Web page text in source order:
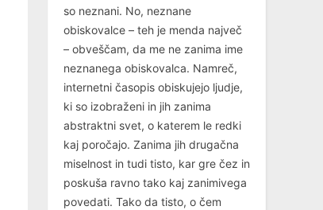
so neznani. No, neznane
obiskovalce – teh je menda največ
– obveščam, da me ne zanima ime
neznanega obiskovalca. Namreč,
internetni časopis obiskujejo ljudje,
ki so izobraženi in jih zanima
abstraktni svet, o katerem le redki
kaj poročajo. Zanima jih drugačna
miselnost in tudi tisto, kar gre čez in
poskuša ravno tako kaj zanimivega
povedati. Tako da tisto, o čem